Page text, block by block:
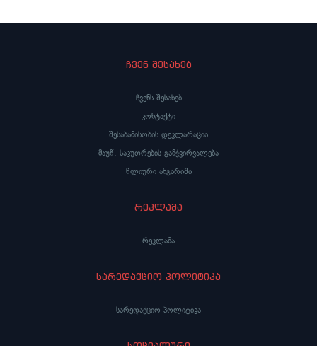
ჩვენ შესახებ
ჩვენს შესახებ
კონტაქტი
შესაბამისობის დეკლარაცია
მაუწ. საკუთრების გამჭვირვალება
წლიური ანგარიში
რეკლამა
რეკლამა
სარედაქციო პოლიტიკა
სარედაქციო პოლიტიკა